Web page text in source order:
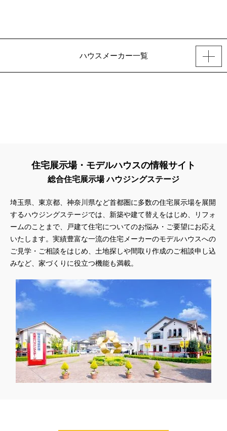
ハウスメーカー一覧
住宅展示場・モデルハウスの情報サイト
総合住宅展示場 ハウジングステージ
埼玉県、東京都、神奈川県など首都圏に多数の住宅展示場を展開
するハウジングステージでは、新築や建て替えをはじめ、リフォ
ームのことまで、戸建て住宅についてのお悩み・ご要望にお応え
いたします。実績豊富な一流の住宅メーカーのモデルハウスへの
ご見学・ご相談をはじめ、土地探しや間取り作成のご相談申し込
みなど、家づくりに役立つ機能も満載。